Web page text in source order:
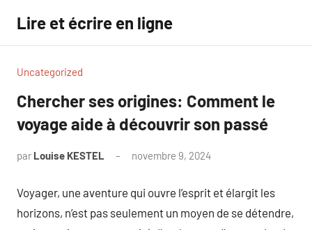
contenu
Lire et écrire en ligne
Uncategorized
Chercher ses origines: Comment le
voyage aide à découvrir son passé
par Louise KESTEL novembre 9, 2024
Voyager, une aventure qui ouvre l’esprit et élargit les
horizons, n’est pas seulement un moyen de se détendre,